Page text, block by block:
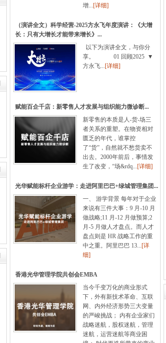
增...[详细]
（演讲全文）科学经营-2025方永飞年度演讲：《大增
长：只有大增长才能带来增长》...
以下为演讲全文，与你分
享。 01 回顾2025 ▼
方永飞...[详细]
赋能百企千店：新零售人才发展与组织能力微诊断...
新零售的本质是人-货-场三
者关系的重塑。在物资相对
匮乏的年代，谁掌控
了“货”，自然就不愁货卖不
出去。2000年前后，事情发
生了改变，“场&rdq...[详细]
光华赋能标杆企业游学：走进阿里巴巴+绿城管理集团...
一、 游学背景 每年对于企业
来说有三件大事：9 月-10 月
做战略;11 月-12 月做预算;2
月-5 月做人才盘点。而人才
盘点则是 HR 战略工作的重
中之重。阿里巴巴 13...[详
细]
香港光华管理学院共创会EMBA
当今千变万化的商业形式
下，外有新技术革命、互联
网、内外经济形势三大变量
的严峻挑战； 内有企业家们
战略迷航，股权迷航，管理
迷航，运营迷航等商业困